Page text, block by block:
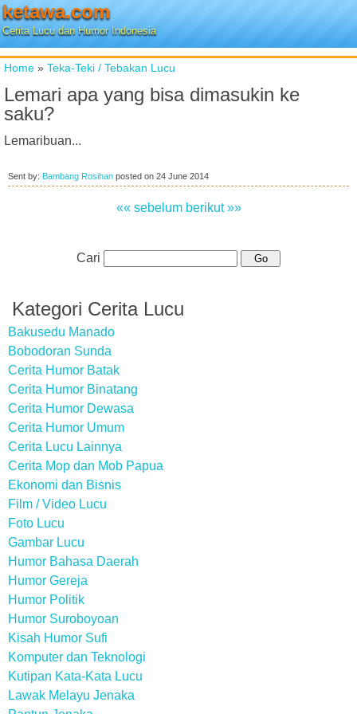
ketawa.com
Cerita Lucu dan Humor Indonesia
Home » Teka-Teki / Tebakan Lucu
Lemari apa yang bisa dimasukin ke
saku?
Lemaribuan...
Sent by: Bambang Rosihan posted on 24 June 2014
«« sebelum berikut »»
Cari
Kategori Cerita Lucu
Bakusedu Manado
Bobodoran Sunda
Cerita Humor Batak
Cerita Humor Binatang
Cerita Humor Dewasa
Cerita Humor Umum
Cerita Lucu Lainnya
Cerita Mop dan Mob Papua
Ekonomi dan Bisnis
Film / Video Lucu
Foto Lucu
Gambar Lucu
Humor Bahasa Daerah
Humor Gereja
Humor Politik
Humor Suroboyoan
Kisah Humor Sufi
Komputer dan Teknologi
Kutipan Kata-Kata Lucu
Lawak Melayu Jenaka